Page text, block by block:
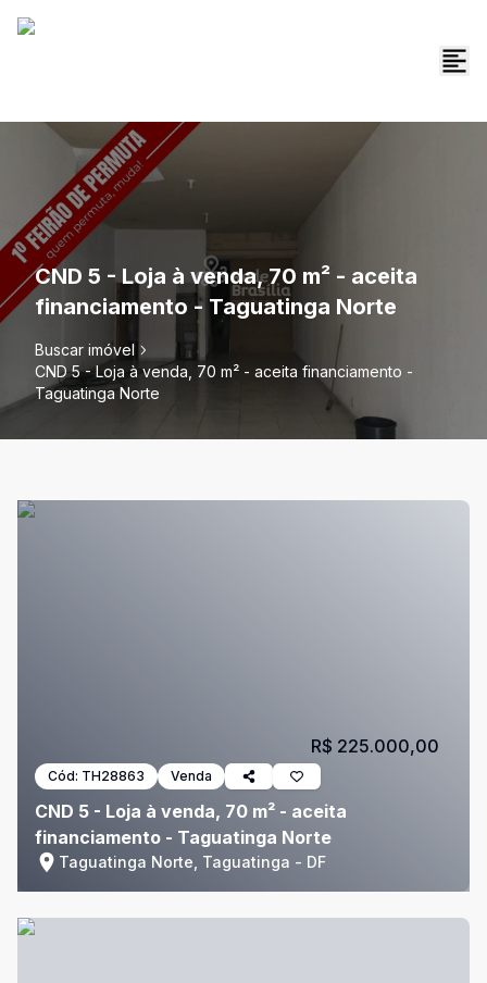
CND 5 - Loja à venda, 70 m² - aceita
financiamento - Taguatinga Norte
Buscar imóvel
CND 5 - Loja à venda, 70 m² - aceita financiamento -
Taguatinga Norte
Cód: TH28863 Venda
CND 5 - Loja à venda, 70 m² - aceita
financiamento - Taguatinga Norte
Taguatinga Norte, Taguatinga - DF
R$ 225.000,00